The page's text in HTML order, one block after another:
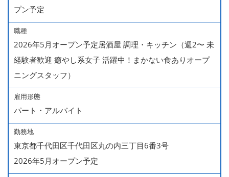
プン予定
職種
2026年5月オープン予定居酒屋 調理・キッチン（週2〜 未
経験者歓迎 癒やし系女子 活躍中！まかない食ありオープ
ニングスタッフ）
雇用形態
パート・アルバイト
勤務地
東京都千代田区千代田区丸の内三丁目6番3号
2026年5月オープン予定